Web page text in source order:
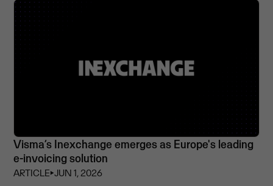
Visma’s Inexchange emerges as Europe's leading
e-invoicing solution
ARTICLE⏵JUN 1, 2026